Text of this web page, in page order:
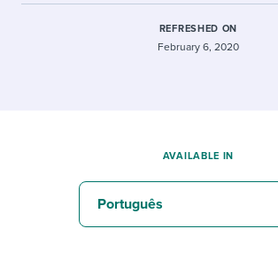
REFRESHED ON
February 6, 2020
AVAILABLE IN
Português